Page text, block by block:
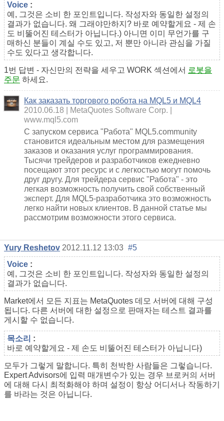
Voice :
예, 그것은 소비 한 포인트입니다. 작성자와 동일한 설정의
결과가 없습니다. 왜 그래야만하지? 바로 예약할게요 - 제 손
도 비뚤어진 테스터가 아닙니다.) 아니면 이미 무언가를 구
매하신 분들이 계실 수도 있고, 저 뿐만 아니라 관심을 가질
수도 있다고 생각합니다.
1번 답변 - 자신만의 전략을 세우고 WORK 섹션에서 로봇을
주문 하세요.
Как заказать торгового робота на MQL5 и MQL4
2010.06.18
MetaQuotes Software Corp.
www.mql5.com
С запуском сервиса "Работа" MQL5.community
становится идеальным местом для размещения
заказов и оказания услуг программирования.
Тысячи трейдеров и разработчиков ежедневно
посещают этот ресурс и с легкостью могут помочь
друг другу. Для трейдера сервис "Работа" - это
легкая возможность получить свой собственный
эксперт. Для MQL5-разработчика это возможность
легко найти новых клиентов. В данной статье мы
рассмотрим возможности этого сервиса.
Yury Reshetov 2012.11.12 13:03 #5
Voice :
예, 그것은 소비 한 포인트입니다. 작성자와 동일한 설정의
결과가 없습니다.
Market에서 모든 지표는 MetaQuotes 데모 서버에 대해 구성
됩니다. 다른 서버에 대한 설정으로 판매자는 테스트 결과를
게시할 수 없습니다.
목소리 :
바로 예약할게요 - 제 손도 비뚤어진 테스터가 아닙니다)
모두가 그렇게 말합니다. 특히 천박한 사람들은 그렇습니다.
Expert Advisors에 입력 매개변수가 있는 경우 브로커의 서버
에 대해 다시 최적화해야 하며 설정이 항상 어디서나 작동하기
를 바라는 것은 아닙니다.